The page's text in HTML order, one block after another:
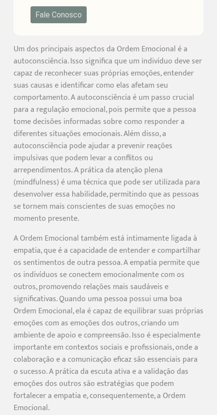
Fale Conosco
Um dos principais aspectos da Ordem Emocional é a
autoconsciência. Isso significa que um indivíduo deve ser
capaz de reconhecer suas próprias emoções, entender
suas causas e identificar como elas afetam seu
comportamento. A autoconsciência é um passo crucial
para a regulação emocional, pois permite que a pessoa
tome decisões informadas sobre como responder a
diferentes situações emocionais. Além disso, a
autoconsciência pode ajudar a prevenir reações
impulsivas que podem levar a conflitos ou
arrependimentos. A prática da atenção plena
(mindfulness) é uma técnica que pode ser utilizada para
desenvolver essa habilidade, permitindo que as pessoas
se tornem mais conscientes de suas emoções no
momento presente.
A Ordem Emocional também está intimamente ligada à
empatia, que é a capacidade de entender e compartilhar
os sentimentos de outra pessoa. A empatia permite que
os indivíduos se conectem emocionalmente com os
outros, promovendo relações mais saudáveis e
significativas. Quando uma pessoa possui uma boa
Ordem Emocional, ela é capaz de equilibrar suas próprias
emoções com as emoções dos outros, criando um
ambiente de apoio e compreensão. Isso é especialmente
importante em contextos sociais e profissionais, onde a
colaboração e a comunicação eficaz são essenciais para
o sucesso. A prática da escuta ativa e a validação das
emoções dos outros são estratégias que podem
fortalecer a empatia e, consequentemente, a Ordem
Emocional.